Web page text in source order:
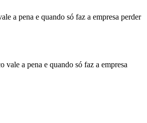
a pena e quando só faz a empresa perder
a pena e quando só faz a empresa